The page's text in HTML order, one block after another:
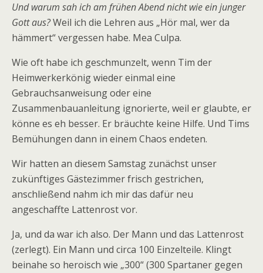
Und warum sah ich am frühen Abend nicht wie ein junger
Gott aus?Weil ich die Lehren aus „Hör mal, wer da
hämmert“ vergessen habe. Mea Culpa.
Wie oft habe ich geschmunzelt, wenn Tim der
Heimwerkerkönig wieder einmal eine
Gebrauchsanweisung oder eine
Zusammenbauanleitung ignorierte, weil er glaubte, er
könne es eh besser. Er bräuchte keine Hilfe. Und Tims
Bemühungen dann in einem Chaos endeten.
Wir hatten an diesem Samstag zunächst unser
zukünftiges Gästezimmer frisch gestrichen,
anschließend nahm ich mir das dafür neu
angeschaffte Lattenrost vor.
Ja, und da war ich also. Der Mann und das Lattenrost
(zerlegt). Ein Mann und circa 100 Einzelteile. Klingt
beinahe so heroisch wie „300“ (300 Spartaner gegen